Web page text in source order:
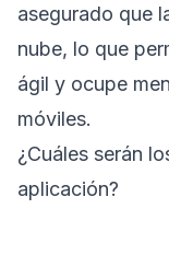
asegurado que
nube, lo que
ágil y ocupe
móviles.
¿Cuáles serán
aplicación?